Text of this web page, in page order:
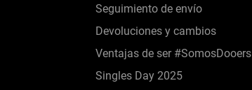
Seguimiento de envío
Devoluciones y cambios
Ventajas de ser #SomosDooers
Singles Day 2025